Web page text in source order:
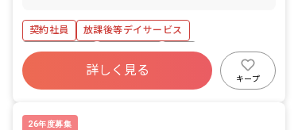
契約社員
放課後等デイサービス
社会保険完備
土日祝休み
有給
昇給昇進あり
産休育休制度
詳しく見る
キープ
26年度募集